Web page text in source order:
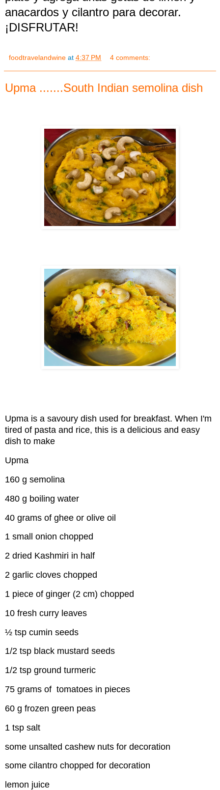
anacardos y cilantro para decorar.
¡DISFRUTAR!
foodtravelandwine at 4:37 PM 4 comments:
Upma .......South Indian semolina dish
Upma is a savoury dish used for breakfast. When I'm
tired of pasta and rice, this is a delicious and easy
dish to make
Upma
160 g semolina
480 g boiling water
40 grams of ghee or olive oil
1 small onion chopped
2 dried Kashmiri in half
2 garlic cloves chopped
1 piece of ginger (2 cm) chopped
10 fresh curry leaves
½ tsp cumin seeds
1/2 tsp black mustard seeds
1/2 tsp ground turmeric
75 grams of tomatoes in pieces
60 g frozen green peas
1 tsp salt
some unsalted cashew nuts for decoration
some cilantro chopped for decoration
lemon juice